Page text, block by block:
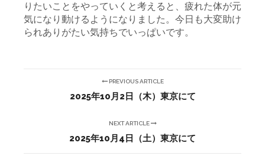
りたいことをやっていくと考えると、疲れた体が元
気になり動けるようになりました。今日も大変助け
られありがたい気持ちでいっぱいです。
PREVIOUS ARTICLE
2025年10月2日（木）東京にて
NEXT ARTICLE
2025年10月4日（土）東京にて